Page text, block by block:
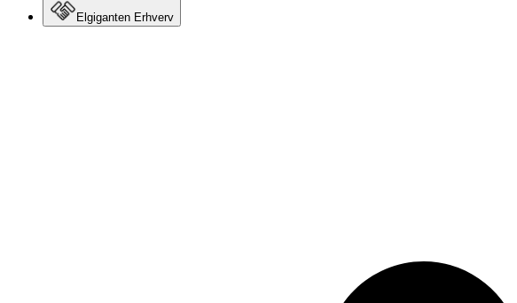
Elgiganten Erhverv